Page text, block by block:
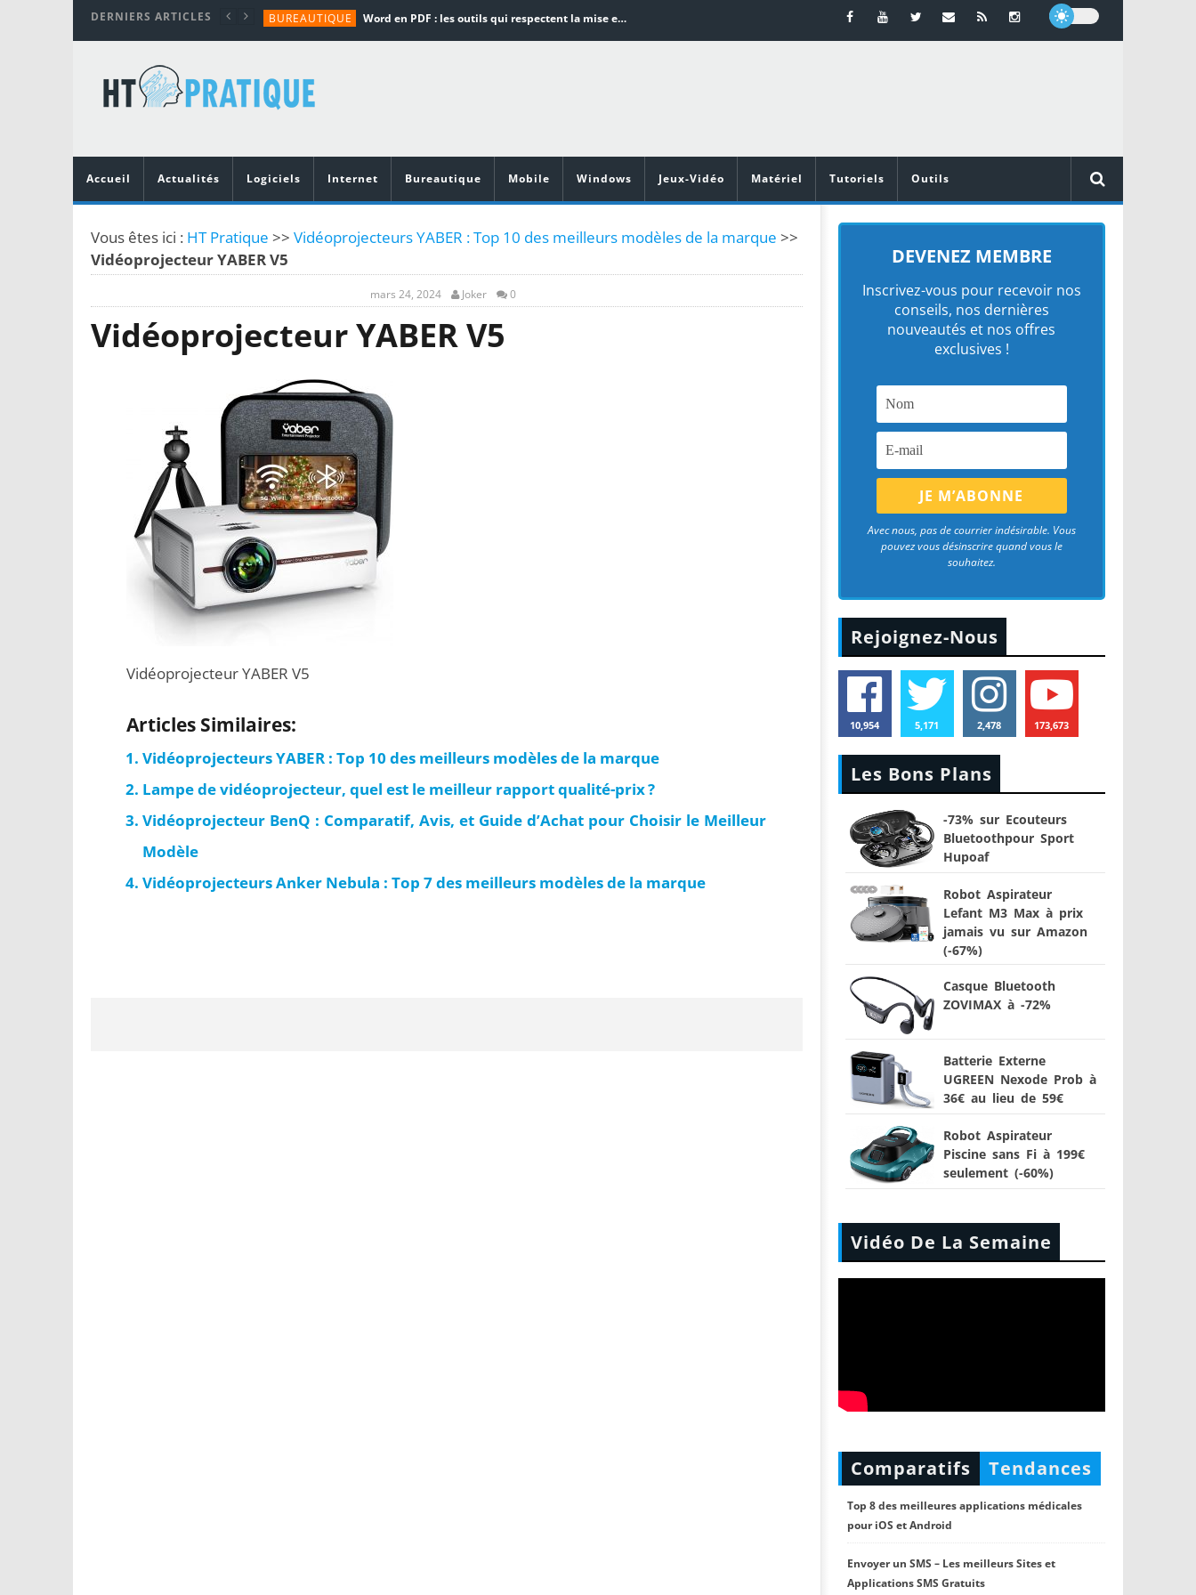
DERNIERS ARTICLES BUREAUTIQUE Word en PDF : les outils qui respectent la mise en page
TUTORIALS
MATÉRIEL
Vidéoprojecteurs Asus : Top 6 des meilleurs modèles de la marque
Accueil
Actualités Logiciels Internet Bureautique Mobile Windows Jeux-Vidéo Matériel Tutoriels Outils
Vous êtes ici : HT Pratique >> Vidéoprojecteurs YABER : Top 10 des meilleurs modèles de la marque >>
Vidéoprojecteur YABER V5
mars 24, 2024 Joker 0
Vidéoprojecteur YABER V5
Vidéoprojecteur YABER V5
Articles Similaires:
Vidéoprojecteurs YABER : Top 10 des meilleurs modèles de la marque
Lampe de vidéoprojecteur, quel est le meilleur rapport qualité-prix ?
Vidéoprojecteur BenQ : Comparatif, Avis, et Guide d’Achat pour Choisir le Meilleur
Modèle
Vidéoprojecteurs Anker Nebula : Top 7 des meilleurs modèles de la marque
DEVENEZ MEMBRE
Inscrivez-vous pour recevoir nos
conseils, nos dernières
nouveautés et nos offres
exclusives !
Avec nous, pas de courrier indésirable. Vous
pouvez vous désinscrire quand vous le
souhaitez.
Rejoignez-Nous
10,954 5,171 2,478 173,673
Les Bons Plans
-73% sur Ecouteurs
Bluetoothpour Sport
Hupoaf
Robot Aspirateur
Lefant M3 Max à prix
jamais vu sur Amazon
(-67%)
Casque Bluetooth
ZOVIMAX à -72%
Batterie Externe
UGREEN Nexode Prob à
36€ au lieu de 59€
Robot Aspirateur
Piscine sans Fi à 199€
seulement (-60%)
Vidéo De La Semaine
Comparatifs Tendances
Top 8 des meilleures applications médicales
pour iOS et Android
Envoyer un SMS – Les meilleurs Sites et
Applications SMS Gratuits